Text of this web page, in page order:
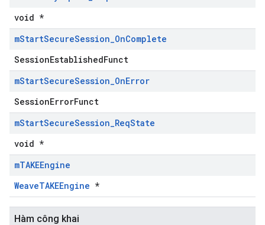
void *
mStartSecureSession_OnComplete
SessionEstablishedFunct
mStartSecureSession_OnError
SessionErrorFunct
mStartSecureSession_ReqState
void *
mTAKEEngine
WeaveTAKEEngine *
Hàm công khai